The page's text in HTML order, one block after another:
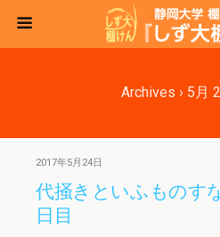
Archives › 5月
2017年5月24日
代掻きといふもの
日目